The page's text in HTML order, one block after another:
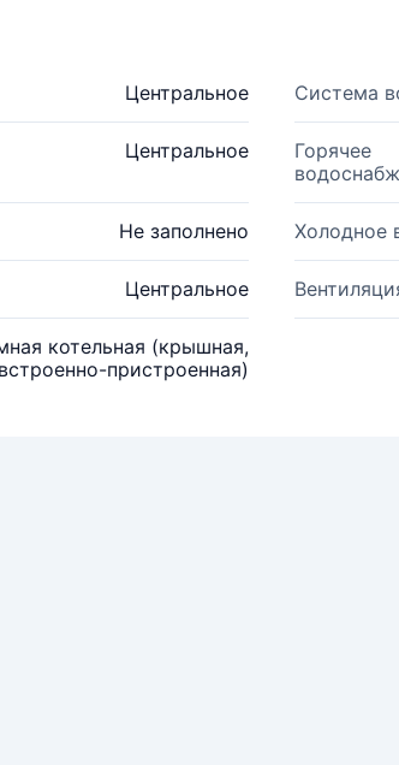
Центральное Система
Центральное
Горячее
Не заполнено Холодное
Центральное
котельная (крышная,
встроенно-пристроенная)